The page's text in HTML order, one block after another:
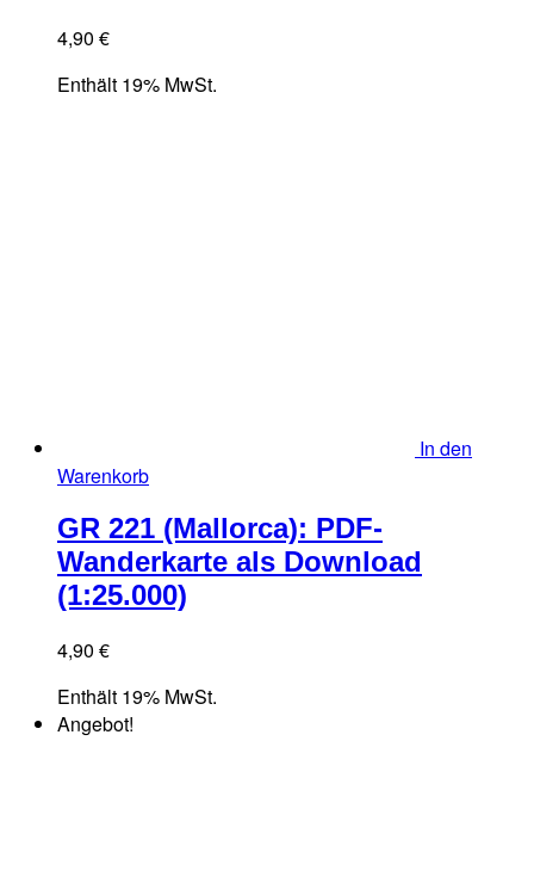
4,90 €
Enthält 19% MwSt.
In den
Warenkorb
GR 221 (Mallorca): PDF-
Wanderkarte als Download
(1:25.000)
4,90 €
Enthält 19% MwSt.
Angebot!